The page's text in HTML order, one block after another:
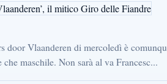
Vlaanderen di mercoledì è
maschile. Non sarà al va Francesc...